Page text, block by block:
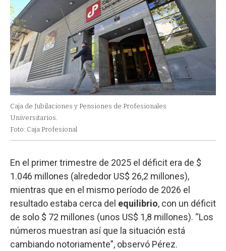
Caja de Jubilaciones y Pensiones de Profesionales
Universitarios.
Foto: Caja Profesional
En el primer trimestre de 2025 el déficit era de $
1.046 millones (alrededor US$ 26,2 millones),
mientras que en el mismo período de 2026 el
resultado estaba cerca del equilibrio, con un déficit
de solo $ 72 millones (unos US$ 1,8 millones). “Los
números muestran así que la situación está
cambiando notoriamente”, observó Pérez.